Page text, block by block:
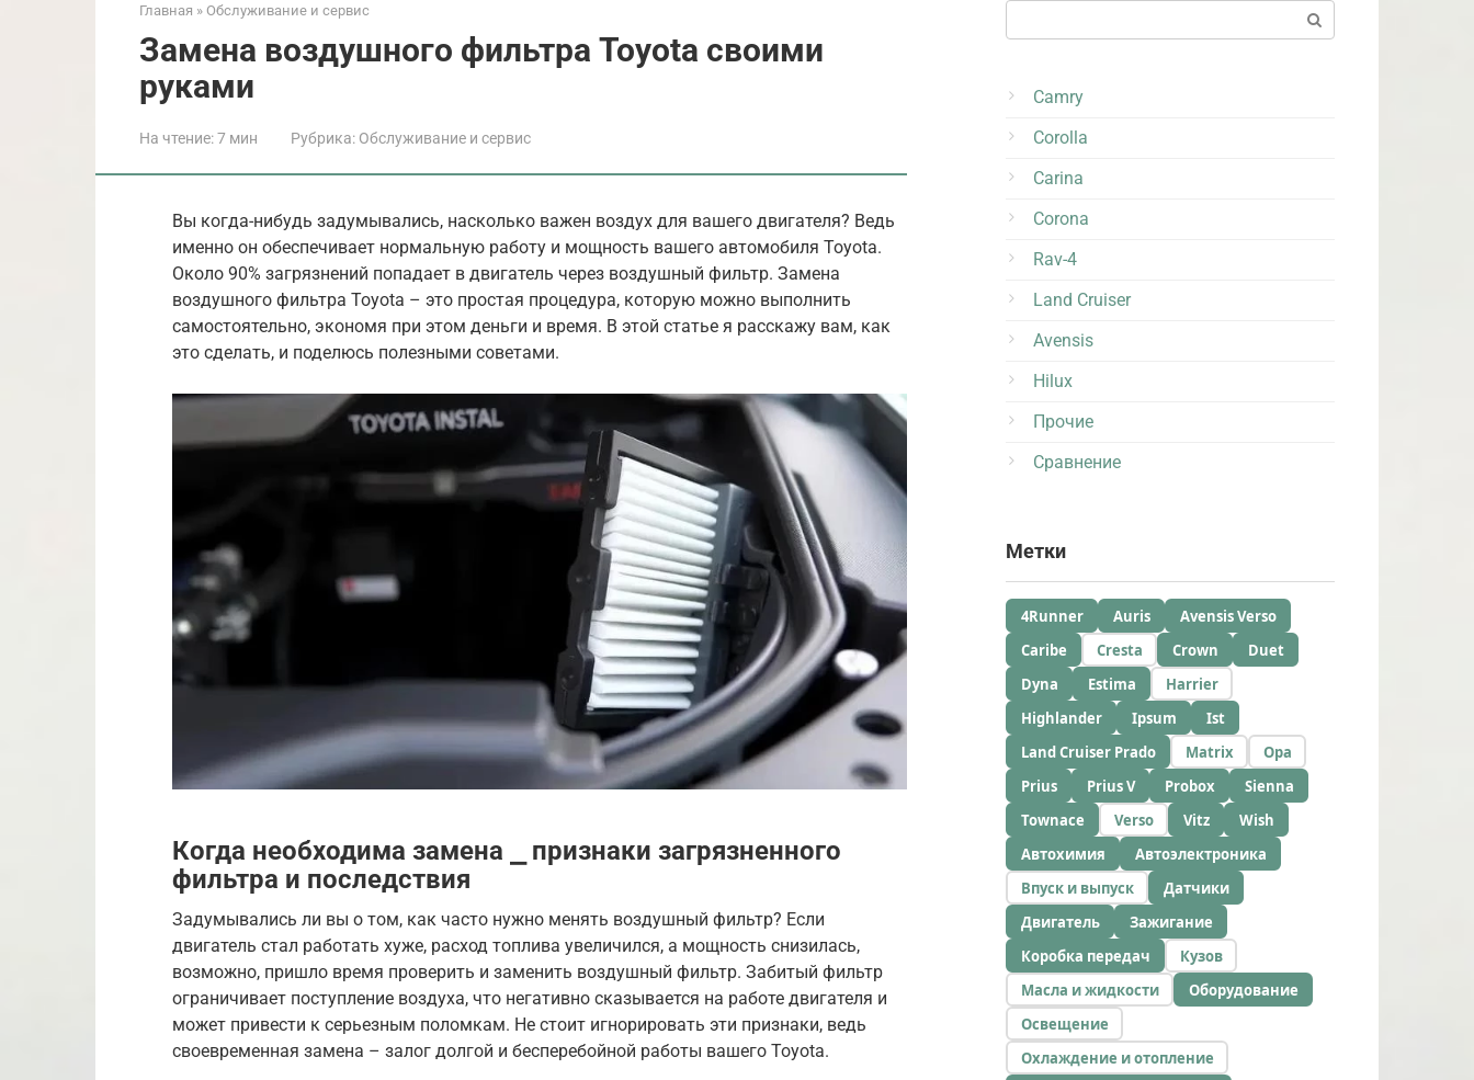
Главная » Обслуживание и сервис
Замена воздушного фильтра Toyota своими
руками
На чтение:7 мин Рубрика: Обслуживание и сервис
Вы когда-нибудь задумывались, насколько важен воздух для вашего двигателя? Ведь
именно он обеспечивает нормальную работу и мощность вашего автомобиля Toyota.
Около 90% загрязнений попадает в двигатель через воздушный фильтр. Замена
воздушного фильтра Toyota – это простая процедура, которую можно выполнить
самостоятельно, экономя при этом деньги и время. В этой статье я расскажу вам, как
это сделать, и поделюсь полезными советами.
Когда необходима замена ⎯ признаки загрязненного
фильтра и последствия
Задумывались ли вы о том, как часто нужно менять воздушный фильтр? Если
двигатель стал работать хуже, расход топлива увеличился, а мощность снизилась,
возможно, пришло время проверить и заменить воздушный фильтр. Забитый фильтр
ограничивает поступление воздуха, что негативно сказывается на работе двигателя и
может привести к серьезным поломкам. Не стоит игнорировать эти признаки, ведь
своевременная замена – залог долгой и бесперебойной работы вашего Toyota.
Camry
Corolla
Carina
Corona
Rav-4
Land Cruiser
Avensis
Hilux
Прочие
Сравнение
Метки
4Runner Auris
Avensis Verso
Caribe
Cresta Crown
Duet
Dyna
Estima
Harrier
Highlander
Ipsum
Ist
Land Cruiser Prado
Matrix
Opa
Prius
Prius V Probox
Sienna
Townace
Verso Vitz
Wish
Автохимия
Автоэлектроника
Впуск и выпуск
Датчики
Двигатель
Зажигание
Коробка передач
Кузов
Масла и жидкости
Оборудование
Освещение
Охлаждение и отопление